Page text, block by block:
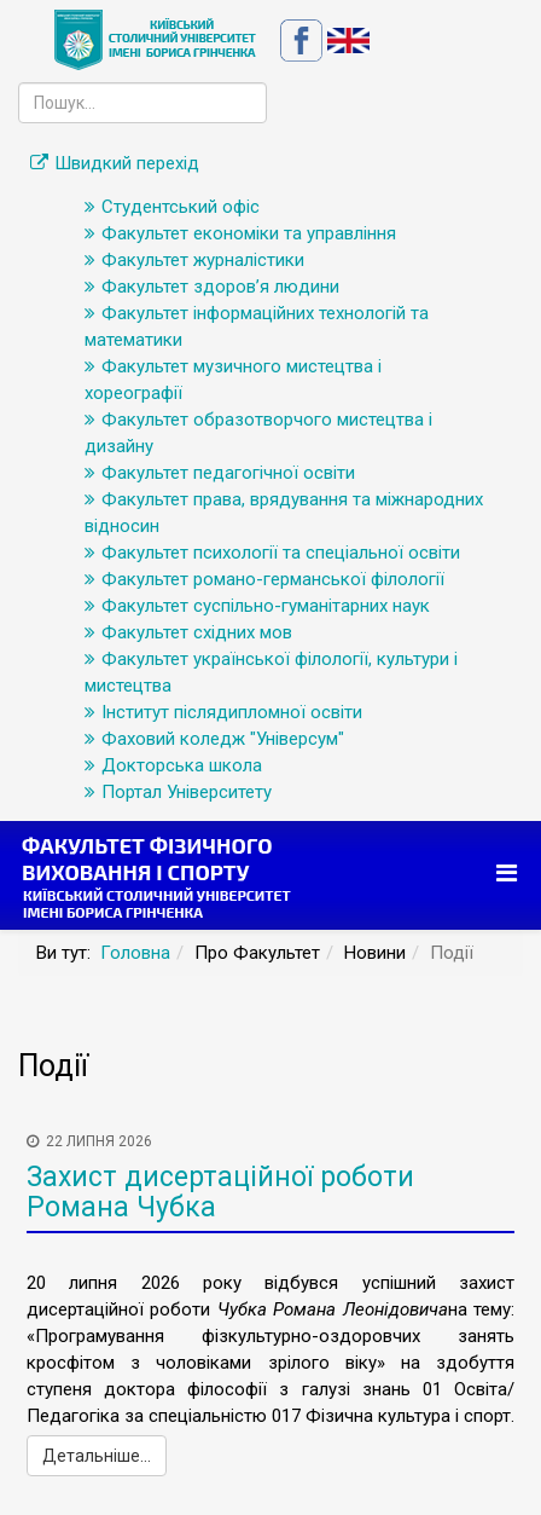
Швидкий перехід
Студентський офіс
Факультет економіки та управління
Факультет журналістики
Факультет здоров’я людини
Факультет інформаційних технологій та
математики
Факультет музичного мистецтва і
хореографії
Факультет образотворчого мистецтва і
дизайну
Факультет педагогічної освіти
Факультет права, врядування та міжнародних
відносин
Факультет психології та спеціальної освіти
Факультет романо-германської філології
Факультет суспільно-гуманітарних наук
Факультет східних мов
Факультет української філології, культури і
мистецтва
Інститут післядипломної освіти
Фаховий коледж "Універсум"
Докторська школа
Портал Університету
Ви тут: Головна Про Факультет Новини Події
Події
22 ЛИПНЯ 2026
Захист дисертаційної роботи
Романа Чубка
20 липня 2026 року відбувся успішний захист
дисертаційної роботи Чубка Романа Леонідовичана тему:
«Програмування фізкультурно-оздоровчих занять
кросфітом з чоловіками зрілого віку» на здобуття
ступеня доктора філософії з галузі знань 01 Освіта/
Педагогіка за спеціальністю 017 Фізична культура і спорт.
Детальніше...